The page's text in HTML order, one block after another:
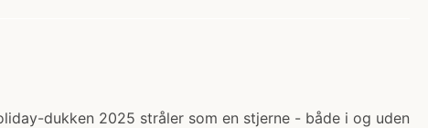
dukken 2025 stråler som en stjerne - både i og uden